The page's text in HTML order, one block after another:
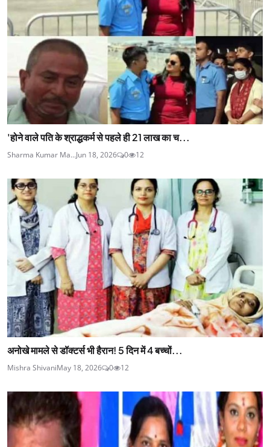
'होने वाले पति के श्राद्धकर्म से पहले ही 21 लाख का च...
Sharma Kumar Ma...Jun 18, 2026 0 12
अनोखे मामले से डॉक्टर्स भी हैरान! 5 दिन में 4 बच्चों...
Mishra ShivaniMay 18, 2026 0 12